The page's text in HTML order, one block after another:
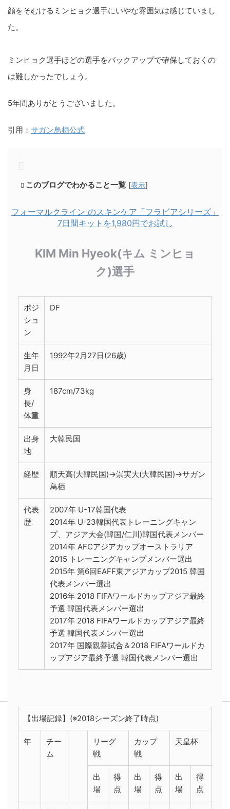
顔をそむけるミンヒョク選手にいやな雰囲気は感じていまし
た。
ミンヒョク選手ほどの選手をバックアップで確保しておくの
は難しかったでしょう。
5年間ありがとうございました。
引用： サガン鳥栖公式
このブログでわかること一覧 [表示]
フォーマルクライン のスキンケア「フラビアシリーズ」
7日間キットを1,980円でお試し
KIM Min Hyeok(キム ミンヒョ
ク)選手
ポジ
ショ
ン
DF
生年
月日
1992年2月27日(26歳)
身
長/
体重
187cm/73kg
出身
地
大韓民国
経歴
順天高(大韓民国)→崇実大(大韓民国)→サガン
鳥栖
代表
歴
2007年 U-17韓国代表
2014年 U-23韓国代表トレーニングキャン
プ、アジア大会(韓国/仁川)韓国代表メンバー
2014年 AFCアジアカップオーストラリア
2015 トレーニングキャンプメンバー選出
2015年 第6回EAFF東アジアカップ2015 韓国
代表メンバー選出
2016年 2018 FIFAワールドカップアジア最終
予選 韓国代表メンバー選出
2017年 2018 FIFAワールドカップアジア最終
予選 韓国代表メンバー選出
2017年 国際親善試合＆2018 FIFAワールドカ
ップアジア最終予選 韓国代表メンバー選出
【出場記録】(※2018シーズン終了時点)
年
チー
ム
リーグ
戦
カップ
戦
天皇杯
出
場
得
点
出
場
得
点
出
場
得
点